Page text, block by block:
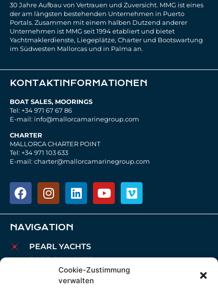
Cookie-Zustimmung
verwalten
30 Jahre Aufbau von Vertrauen und Zuversicht. MMG ist eines
der am längsten bestehenden Unternehmen in Puerto
Portals. Zusammen mit einem halben Dutzend anderer
Unternehmen ist MMG seit 1994 etabliert und bietet
Yachtmaklerdienste, Liegeplätze, Charter und Bootswartung
im Südwesten Mallorcas und in Palma an.
KONTAKTINFORMATIONEN
BOAT SALES, MOORINGS
Tel: +34 971 67 67 86
E-mail: info@mallorcamarinegroup.com
CHARTER
MALLORCA CHARTER POINT
Tel: +34 971 103 633
E-mail: charter@mallorcamarinegroup.com
NAVIGATION
PEARL YACHTS
PARDO YACHTS
MAREX BOATS